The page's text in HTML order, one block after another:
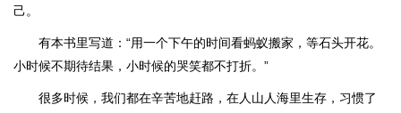
己。
有本书里写道：“用一个下午的时间看蚂蚁搬家，等石头开花。
小时候不期待结果，小时候的哭笑都不打折。”
很多时候，我们都在辛苦地赶路，在人山人海里生存，习惯了